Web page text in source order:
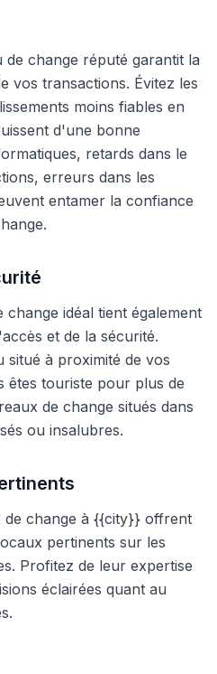
change réputé garantit la
vos transactions. Évitez les
moins fiables en
d'une bonne
retards dans le
erreurs dans les
entamer la confiance
idéal tient également
et de la sécurité.
à proximité de vos
êtes touriste pour plus de
de change situés dans
ou insalubres.
de change à {{city}} offrent
pertinents sur les
Profitez de leur expertise
éclairées quant au